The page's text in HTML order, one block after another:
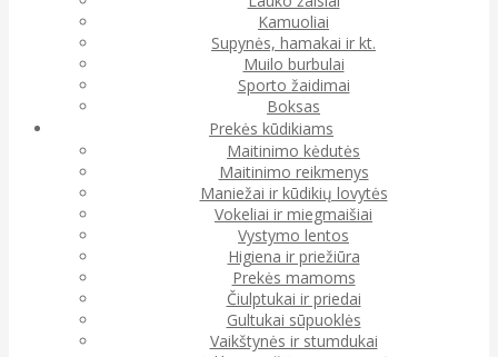
Kamuoliai
Supynės, hamakai ir kt.
Muilo burbulai
Sporto žaidimai
Boksas
Prekės kūdikiams
Maitinimo kėdutės
Maitinimo reikmenys
Maniežai ir kūdikių lovytės
Vokeliai ir miegmaišiai
Vystymo lentos
Higiena ir priežiūra
Prekės mamoms
Čiulptukai ir priedai
Gultukai sūpuoklės
Vaikštynės ir stumdukai